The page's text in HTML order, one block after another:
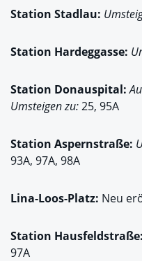
Station Stadlau:
Station Hardeggasse:
Station Donauspital:
Umsteigen zu:25, 95A
Station Aspernstraße:
93A, 97A, 98A
Lina-Loos-Platz: Neu
Station Hausfeldstraße:
97A